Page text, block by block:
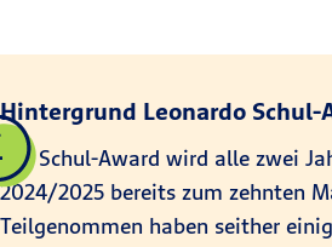
Hintergrund Leonardo Schul-
Der Schul-Award wird alle zwei
2024/2025 bereits zum zehnten
Teilgenommen haben seither